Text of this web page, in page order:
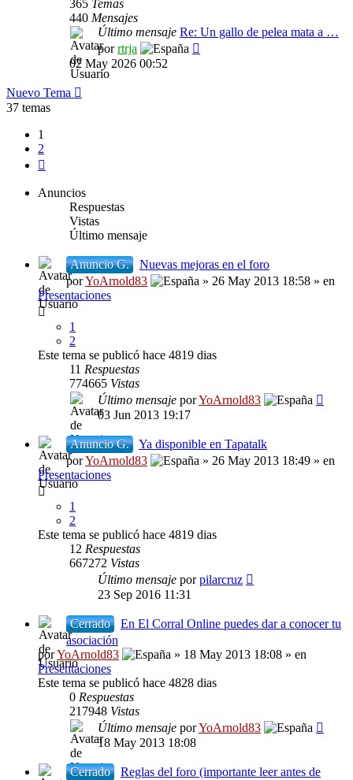
365 Temas
440 Mensajes
Último mensaje Re: Un gallo de pelea mata a …
porrtrja
02 May 2026 00:52
Nuevo Tema
37 temas
1
2
Anuncios
Respuestas
Vistas
Último mensaje
Anuncio G.
Nuevas mejoras en el foro
porYoArnold83
» 26 May 2013 18:58 » en
Presentaciones
1
2
Este tema se publicó hace 4819 dias
11 Respuestas
774665 Vistas
Último mensaje porYoArnold83
03 Jun 2013 19:17
Anuncio G.
Ya disponible en Tapatalk
porYoArnold83
» 26 May 2013 18:49 » en
Presentaciones
1
2
Este tema se publicó hace 4819 dias
12 Respuestas
667272 Vistas
Último mensaje porpilarcruz
23 Sep 2016 11:31
Cerrado
En El Corral Online puedes dar a conocer tu
asociación
porYoArnold83
» 18 May 2013 18:08 » en
Presentaciones
Este tema se publicó hace 4828 dias
0 Respuestas
217948 Vistas
Último mensaje porYoArnold83
18 May 2013 18:08
Cerrado
Reglas del foro (importante leer antes de